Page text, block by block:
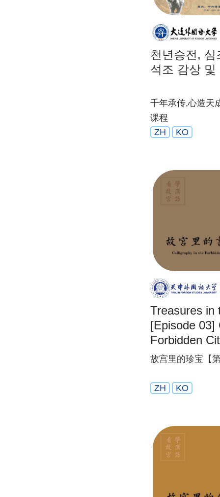
천년승전,
석조 감상 및
千年承传,心造天
课程
ZH
KO
Treasures in
[Episode 03]
Forbidden
故宫里的珍宝【
ZH KO